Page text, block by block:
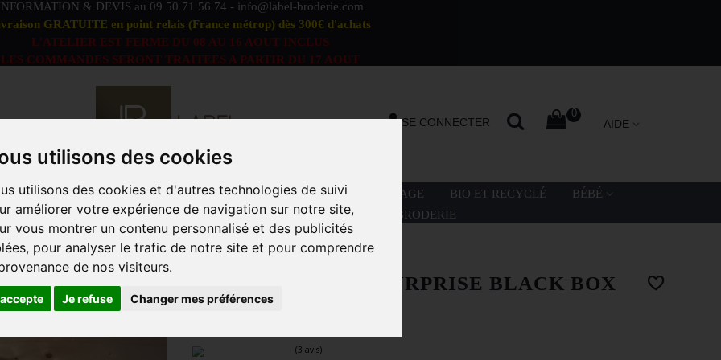
utilisons des cookies
utilisons des cookies et d'autres technologies de suivi
améliorer votre expérience de navigation sur notre site,
vous montrer un contenu personnalisé et des publicités
pour analyser le trafic de notre site et pour comprendre
de nos visiteurs.
Je refuse Changer mes préférences
& DEVIS au 09 50 71 56 74 - info@label-broderie.com
GRATUITE en point relais (France métrop) dès 300€ d'achats
L'ATELIER EST FERME DU 08 AU 16 AOUT INCLUS
LES COMMANDES SERONT TRAITEES A PARTIR DU 17 AOUT
AIDE
0
SE CONNECTER
DÉFAUTS OFFRE PEIGNOIRS DUO LINGE DE BAIN LA PLAGE BIO ET RECYCLÉ
BÉBÉ
MARQUES PROFESSIONNELS ANIMATION BRODERIE
Surprise Black Box Luxe
COFFRET LABEL SURPRISE BLACK BOX
LUXE